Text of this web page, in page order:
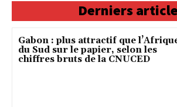
Derniers
Gabon : plus attractif que
du Sud sur le papier, selon les
chiffres bruts de la CNUCED